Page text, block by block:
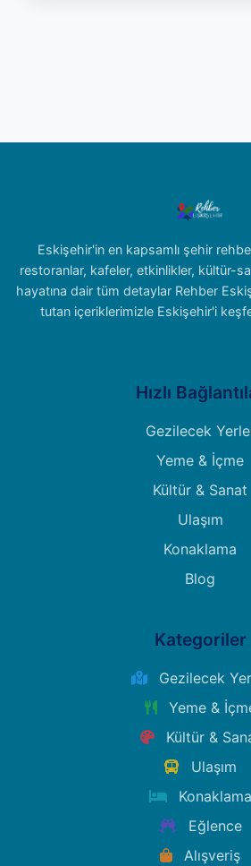
Eskişehir'in en kapsamlı şehir
restoranlar, kafeler, etkinlikler, kültür-
hayatına dair tüm detaylar Rehber
tutan içeriklerimizle Eskişehir'i
Hızlı
Gezilecek
Yeme & İçme
Kültür & Sanat
Ulaşım
Konaklama
Blog
Kategoriler
Gezilecek
Yeme &
Kültür &
Ulaşım
Konaklama
Eğlence
Alışveriş